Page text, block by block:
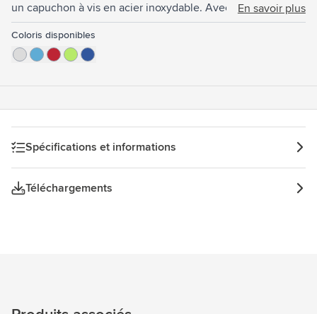
un capuchon à vis en acier inoxydable. Avec un manchon
en néoprène pour une tenue confortable de la bouteille. La
bouteille en verre va au lave-vaisselle à l'exception du
bouchon à vis. Capacité 500 ml.
En savoir plus
Coloris disponibles
Spécifications et informations
Téléchargements